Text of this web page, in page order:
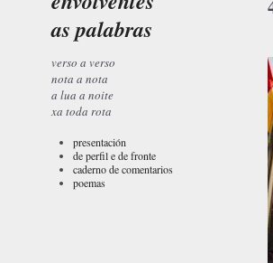
as palabras
verso a verso
nota a nota
a lua a noite
xa toda rota
presentación
de perfil e de fronte
caderno de comentarios
poemas